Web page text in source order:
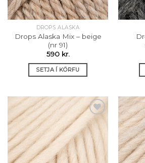
DROPS ALASKA
Drops Alaska Mix – beige
(nr 91)
590 kr.
SETJA Í KÖRFU
Setja á
óskalista